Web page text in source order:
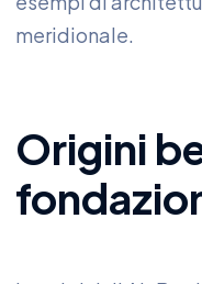
meridionale.
Origini